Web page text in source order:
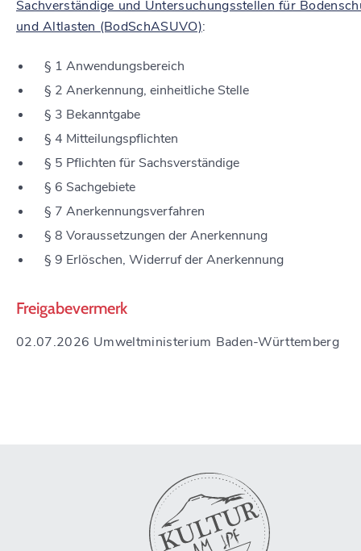
Sachverständige und Untersuchungsstellen für
und Altlasten (BodSchASUVO):
§ 1 Anwendungsbereich
§ 2 Anerkennung, einheitliche Stelle
§ 3 Bekanntgabe
§ 4 Mitteilungspflichten
§ 5 Pflichten für Sachsverständige
§ 6 Sachgebiete
§ 7 Anerkennungsverfahren
§ 8 Voraussetzungen der Anerkennung
§ 9 Erlöschen, Widerruf der Anerkennung
Freigabevermerk
02.07.2026 Umweltministerium Baden-Württemberg